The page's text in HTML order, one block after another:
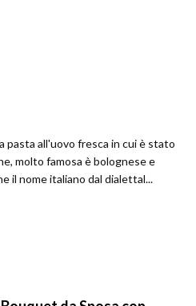
all'uovo fresca in cui è stato
molto famosa è bolognese e
il nome italiano dal dialettal...